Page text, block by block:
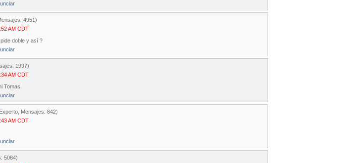
4951)
AM CDT
doble y así ?
1997)
AM CDT
Tomas
Mensajes: 842)
AM CDT
5084)